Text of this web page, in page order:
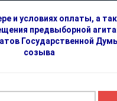
и условиях оплаты, а
предвыборной
Государственной
созыва